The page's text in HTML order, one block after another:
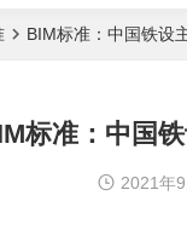
BIM标准：中国铁设
标准：中国
2021年